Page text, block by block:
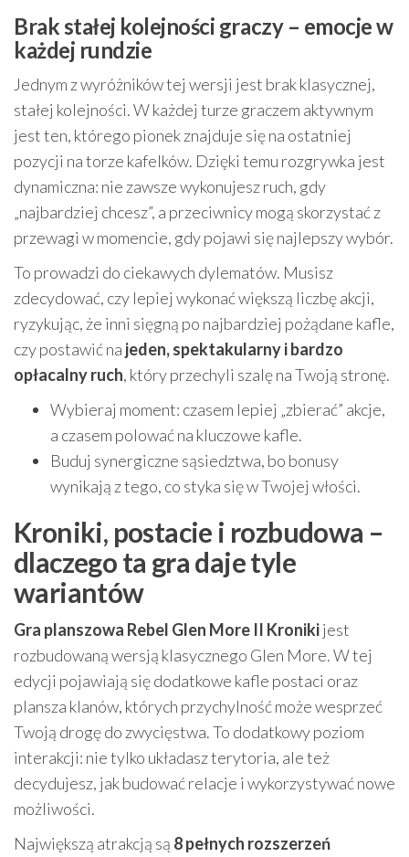
Brak stałej kolejności graczy – emocje w
każdej rundzie
Jednym z wyróżników tej wersji jest brak klasycznej,
stałej kolejności. W każdej turze graczem aktywnym
jest ten, którego pionek znajduje się na ostatniej
pozycji na torze kafelków. Dzięki temu rozgrywka jest
dynamiczna: nie zawsze wykonujesz ruch, gdy
„najbardziej chcesz”, a przeciwnicy mogą skorzystać z
przewagi w momencie, gdy pojawi się najlepszy wybór.
To prowadzi do ciekawych dylematów. Musisz
zdecydować, czy lepiej wykonać większą liczbę akcji,
ryzykując, że inni sięgną po najbardziej pożądane kafle,
czy postawić na jeden, spektakularny i bardzo
opłacalny ruch, który przechyli szalę na Twoją stronę.
Wybieraj moment: czasem lepiej „zbierać” akcje,
a czasem polować na kluczowe kafle.
Buduj synergiczne sąsiedztwa, bo bonusy
wynikają z tego, co styka się w Twojej włości.
Kroniki, postacie i rozbudowa –
dlaczego ta gra daje tyle
wariantów
Gra planszowa Rebel Glen More II Kronikijest
rozbudowaną wersją klasycznego Glen More. W tej
edycji pojawiają się dodatkowe kafle postaci oraz
plansza klanów, których przychylność może wesprzeć
Twoją drogę do zwycięstwa. To dodatkowy poziom
interakcji: nie tylko układasz terytoria, ale też
decydujesz, jak budować relacje i wykorzystywać nowe
możliwości.
Największą atrakcją są 8 pełnych rozszerzeń